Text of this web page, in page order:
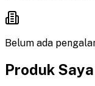
Belum ada
Produk Saya